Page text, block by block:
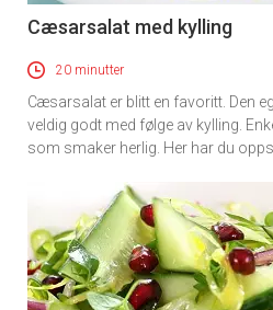
Cæsarsalat med kylling
20 minutter
Cæsarsalat er blitt en favoritt. Den
veldig godt med følge av kylling.
som smaker herlig. Her har du